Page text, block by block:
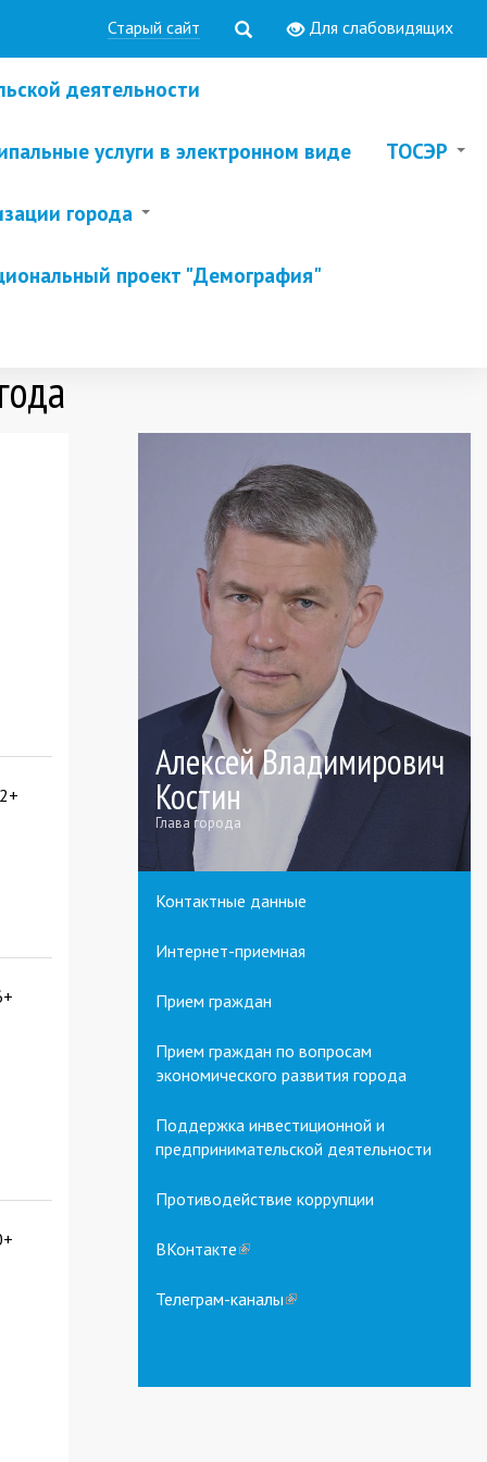
Старый сайт Для слабовидящих
деятельности
услуги в электронном виде ТОСЭР
города
проект "Демография"
Алексей Владимирович
Костин
Глава города
Контактные данные
Интернет-приемная
Прием граждан
Прием граждан по вопросам
экономического развития города
Поддержка инвестиционной и
предпринимательской деятельности
Противодействие коррупции
ВКонтакте(link
external)
Телеграм-каналы(link